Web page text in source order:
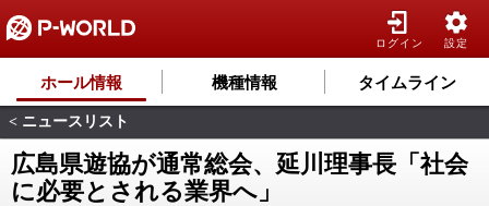
ログイン 設定
ホール情報 機種情報 タイムライン
< ニュースリスト
広島県遊協が通常総会、延川理事長「社会
に必要とされる業界へ」